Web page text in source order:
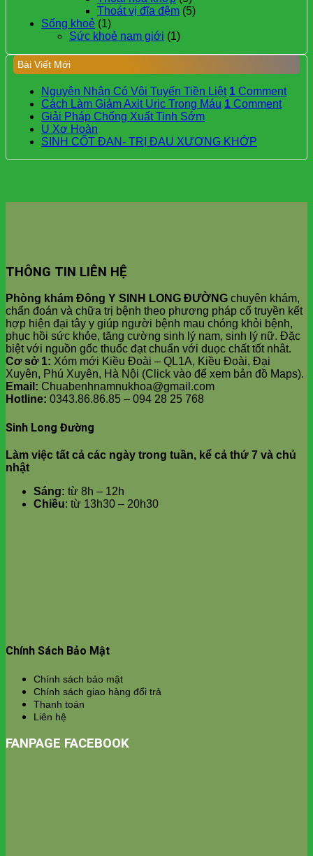
Thoát vị đĩa đệm (5)
Sống khoẻ (1)
Sức khoẻ nam giới (1)
Bài Viết Mới
Nguyên Nhân Có Vôi Tuyến Tiền Liệt 1 Comment
Cách Làm Giảm Axit Uric Trong Máu 1 Comment
Giải Pháp Chống Xuất Tinh Sớm
U Xơ Hoàn
SINH CỐT ĐAN- TRỊ ĐAU XƯƠNG KHỚP
THÔNG TIN LIÊN HỆ
Phòng khám Đông Y SINH LONG ĐƯỜNG chuyên khám,
chẩn đoán và chữa trị bệnh theo phương pháp cổ truyền kết
hợp hiện đại tây y giúp người bệnh mau chóng khỏi bệnh,
phục hồi sức khỏe, tăng cường sinh lý nam, sinh lý nữ. Đặc
biệt với nguồn gốc thuốc đạt chuẩn với duọc chất tốt nhât.
Cơ sở 1: Xóm mới Kiều Đoài – QL1A, Kiều Đoài, Đại
Xuyên, Phú Xuyên, Hà Nội (Click vào để xem bản đồ Maps).
Email: Chuabenhnamnukhoa@gmail.com
Hotline: 0343.86.86.85 – 094 28 25 768
Sinh Long Đường
Làm việc tất cả các ngày trong tuần, kể cả thứ 7 và chủ
nhật
Sáng: từ 8h – 12h
Chiều: từ 13h30 – 20h30
Chính Sách Bảo Mật
Chính sách bảo mật
Chính sách giao hàng đổi trả
Thanh toán
Liên hệ
FANPAGE FACEBOOK